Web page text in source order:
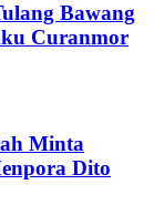
Bawang
Curanmor
Minta
Dito